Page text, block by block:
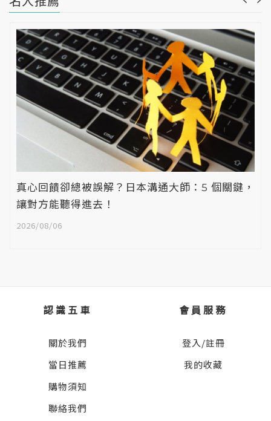
真心回饋卻總被誤解？日本溝通大師：5 個關鍵，
讓對方能聽得進去！
2026/08/06
認識五車
關於我們
當日推薦
購物須知
聯絡我們
會員服務
登入/註冊
我的收藏